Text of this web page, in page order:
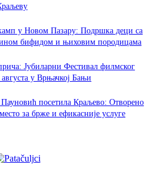
у Новом Пазару: Подршка деци са
бифидом и њиховим породицама
Јубиларни Фестивал филмског
у Врњачкој Бањи
посетила Краљево: Отворено
за брже и ефикасније услуге